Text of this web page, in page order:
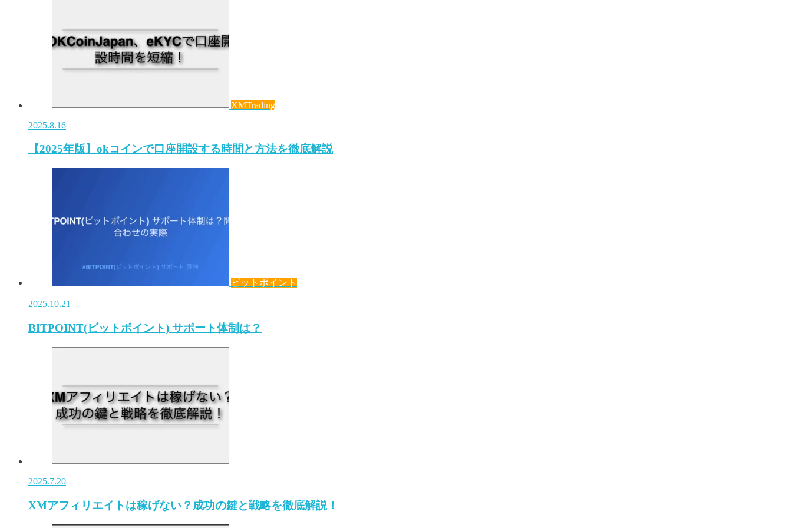
XMTrading
2025.8.16
【2025年版】okコインで口座開設する時間と方法を徹底解説
ビットポイント
2025.10.21
BITPOINT(ビットポイント) サポート体制は？
2025.7.20
XMアフィリエイトは稼げない？成功の鍵と戦略を徹底解説！